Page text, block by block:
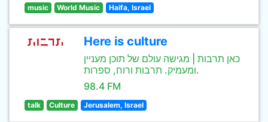
music World Music Haifa, Israel
Here is culture
כאן תרבות | מגישה עולם של תוכן מעניין
ומעמיק. תרבות ורוח, ספרות.
98.4 FM
talk Culture Jerusalem, Israel